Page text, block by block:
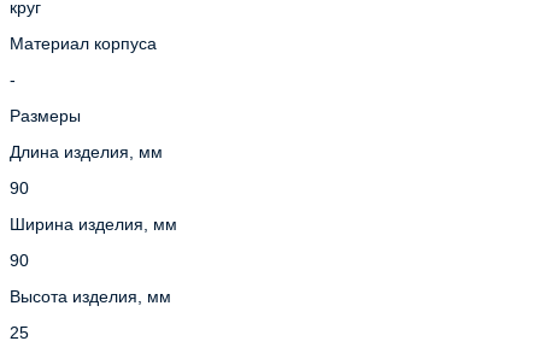
круг
Материал корпуса
-
Размеры
Длина изделия, мм
90
Ширина изделия, мм
90
Высота изделия, мм
25